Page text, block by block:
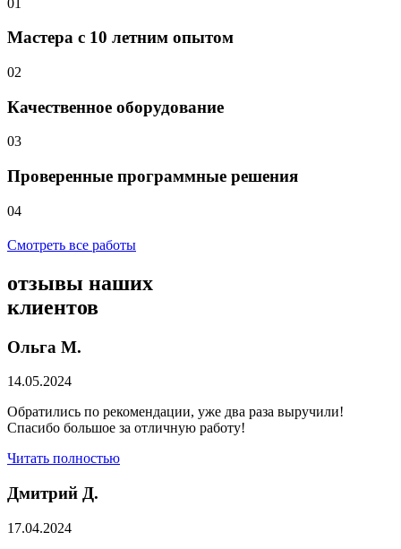
Мастера с 10 летним опытом
02
Качественное оборудование
03
Проверенные программные решения
04
Смотреть все работы
отзывы наших
клиентов
Ольга М.
14.05.2024
Обратились по рекомендации, уже два раза выручили!
Спасибо большое за отличную работу!
Читать полностью
Дмитрий Д.
17.04.2024